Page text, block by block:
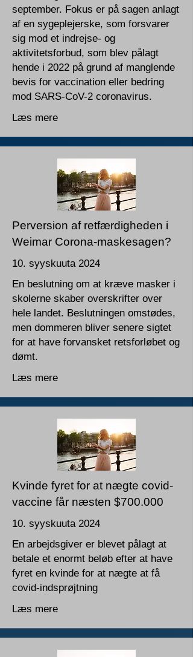
september. Fokus er på sagen anlagt
af en sygeplejerske, som forsvarer
sig mod et indrejse- og
aktivitetsforbud, som blev pålagt
hende i 2022 på grund af manglende
bevis for vaccination eller bedring
mod SARS-CoV-2 coronavirus.
Læs mere
Perversion af retfærdigheden i
Weimar Corona-maskesagen?
10. syyskuuta 2024
En beslutning om at kræve masker i
skolerne skaber overskrifter over
hele landet. Beslutningen omstødes,
men dommeren bliver senere sigtet
for at have forvansket retsforløbet og
dømt.
Læs mere
Kvinde fyret for at nægte covid-
vaccine får næsten $700.000
10. syyskuuta 2024
En arbejdsgiver er blevet pålagt at
betale et enormt beløb efter at have
fyret en kvinde for at nægte at få
covid-indsprøjtning
Læs mere